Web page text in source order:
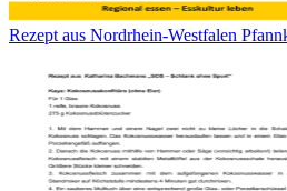
Rezept aus Nordrhein-Westfalen